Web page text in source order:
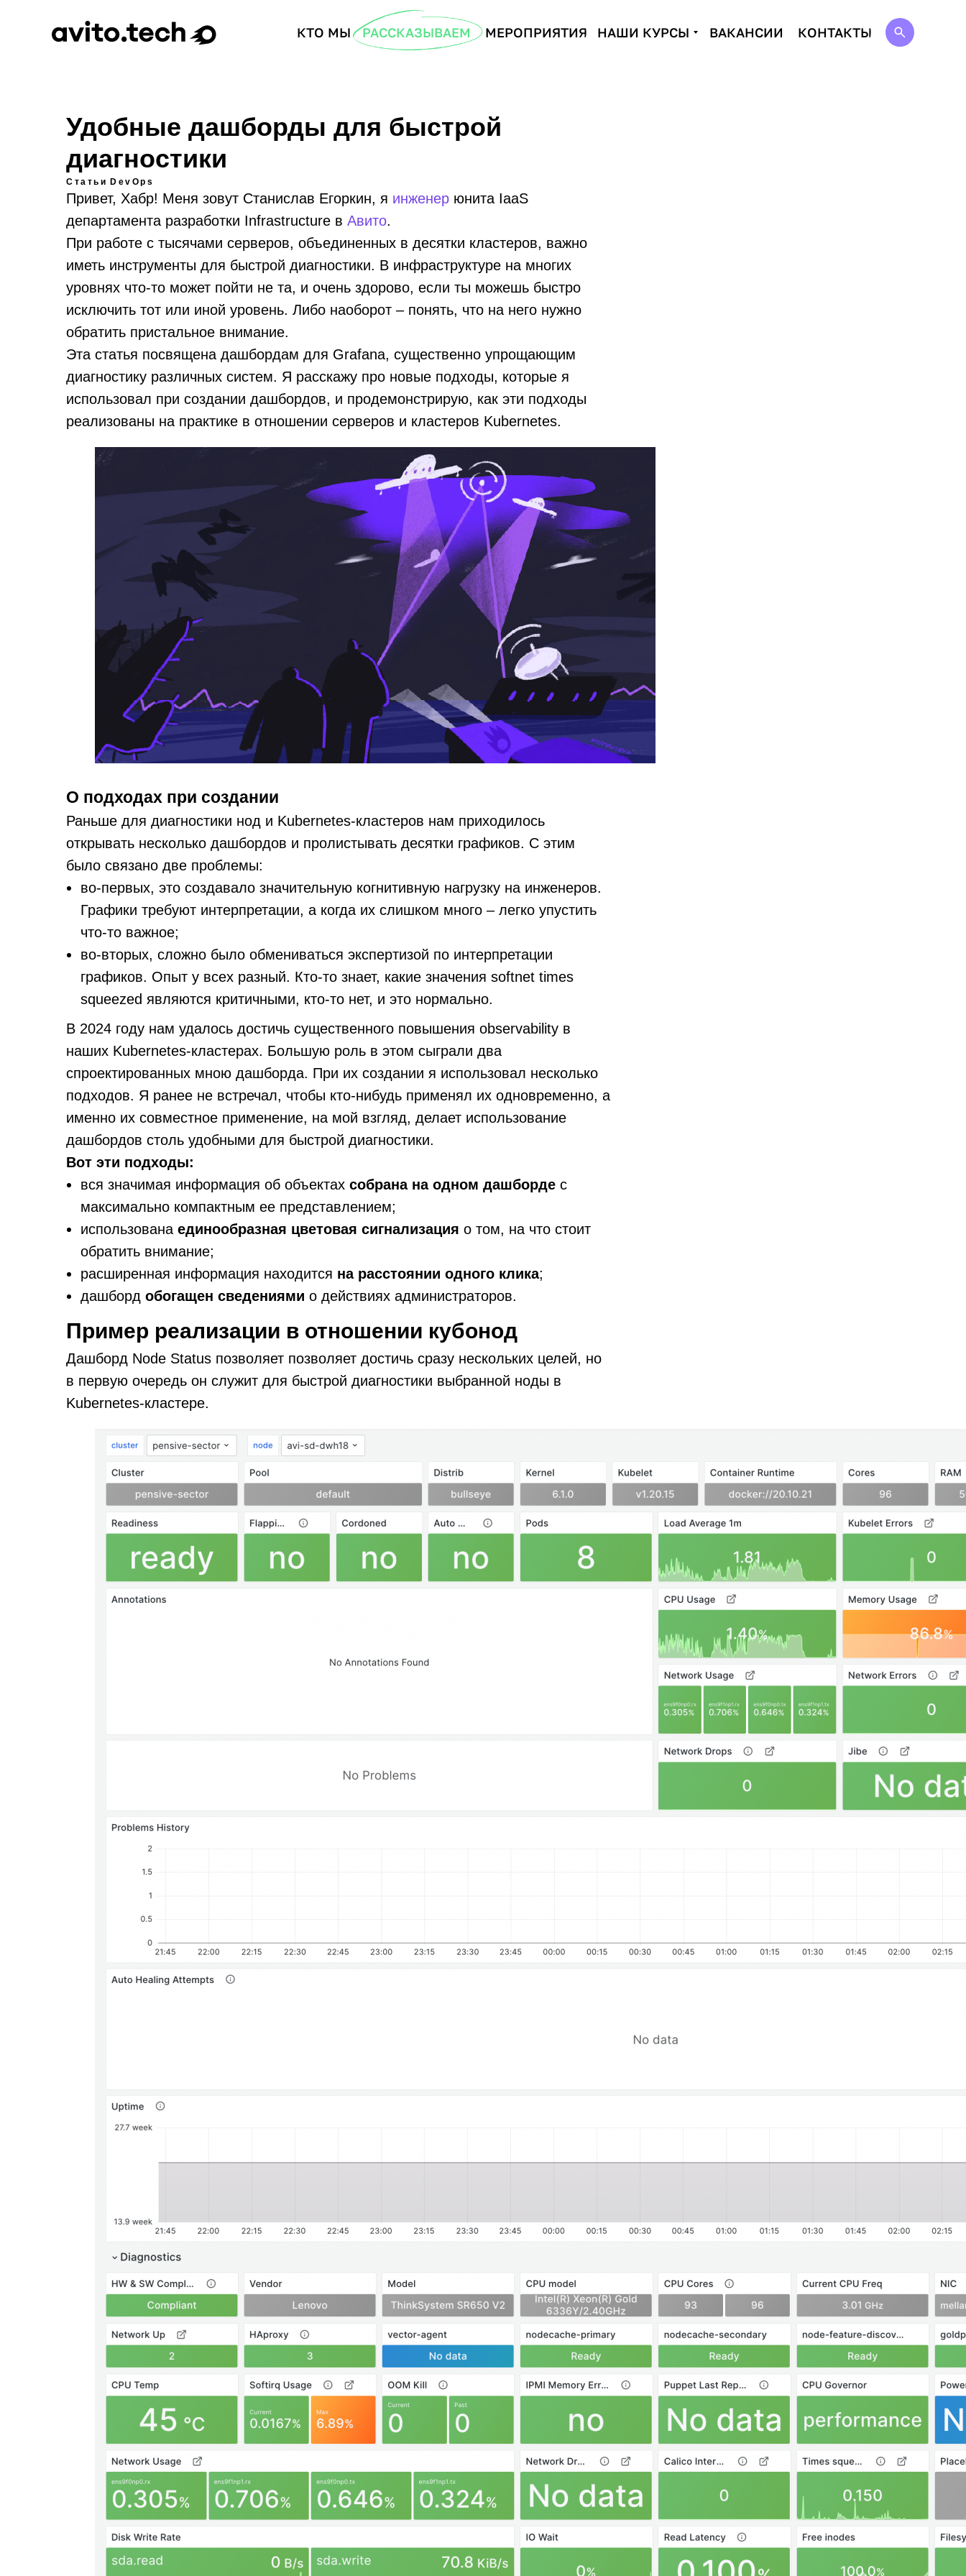
РАССКАЗЫВАЕМ
КТО МЫ НАШИ КУРСЫ ВАКАНСИИ КОНТАКТЫ
МЕРОПРИЯТИЯ
Удобные дашборды для быстрой
диагностики
Статьи DevOps
Привет, Хабр! Меня зовут Станислав Егоркин, я инженер юнита IaaS
департамента разработки Infrastructure в Авито.
При работе с тысячами серверов, объединенных в десятки кластеров, важно
иметь инструменты для быстрой диагностики. В инфраструктуре на многих
уровнях что-то может пойти не та, и очень здорово, если ты можешь быстро
исключить тот или иной уровень. Либо наоборот – понять, что на него нужно
обратить пристальное внимание.
Эта статья посвящена дашбордам для Grafana, существенно упрощающим
диагностику различных систем. Я расскажу про новые подходы, которые я
использовал при создании дашбордов, и продемонстрирую, как эти подходы
реализованы на практике в отношении серверов и кластеров Kubernetes.
О подходах при создании
Раньше для диагностики нод и Kubernetes-кластеров нам приходилось
открывать несколько дашбордов и пролистывать десятки графиков. С этим
было связано две проблемы:
во-первых, это создавало значительную когнитивную нагрузку на инженеров.
Графики требуют интерпретации, а когда их слишком много – легко упустить
что-то важное;
во-вторых, сложно было обмениваться экспертизой по интерпретации
графиков. Опыт у всех разный. Кто-то знает, какие значения softnet times
squeezed являются критичными, кто-то нет, и это нормально.
В 2024 году нам удалось достичь существенного повышения observability в
наших Kubernetes-кластерах. Большую роль в этом сыграли два
спроектированных мною дашборда. При их создании я использовал несколько
подходов. Я ранее не встречал, чтобы кто-нибудь применял их одновременно, а
именно их совместное применение, на мой взгляд, делает использование
дашбордов столь удобными для быстрой диагностики.
Вот эти подходы:
вся значимая информация об объектах собрана на одном дашборде с
максимально компактным ее представлением;
использована единообразная цветовая сигнализация о том, на что стоит
обратить внимание;
расширенная информация находится на расстоянии одного клика;
дашборд обогащен сведениями о действиях администраторов.
Пример реализации в отношении кубонод
Дашборд Node Status позволяет позволяет достичь сразу нескольких целей, но
в первую очередь он служит для быстрой диагностики выбранной ноды в
Kubernetes-кластере.